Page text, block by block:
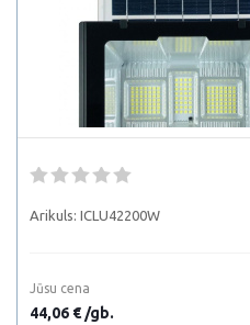
Arikuls: ICLU42200W
Jūsu cena
44,06 € /gb.